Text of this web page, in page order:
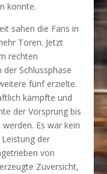
konnte.
sahen die Fans in
Toren. Jetzt
rechten
Schlussphase
fünf erzielte.
kämpfte und
der Vorsprung bis
Es war kein
Leistung der
von
Zuversicht,